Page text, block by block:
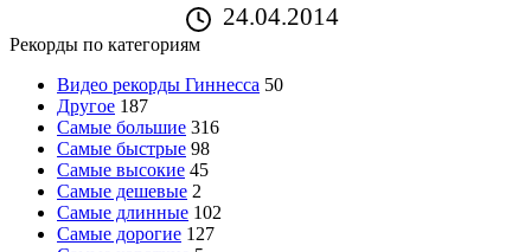
24.04.2014
Рекорды по категориям
Видео рекорды Гиннесса 50
Другое 187
Самые большие 316
Самые быстрые 98
Самые высокие 45
Самые дешевые 2
Самые длинные 102
Самые дорогие 127